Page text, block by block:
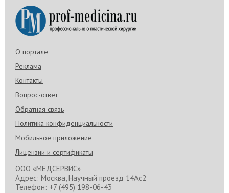
О портале
Реклама
Контакты
Вопрос-ответ
Обратная связь
Политика конфиденциальности
Мобильное приложение
Лицензии и сертификаты
ООО «МЕДСЕРВИС»
Адрес: Москва, Научный проезд 14Ас2
Телефон: +7 (495) 198-06-43